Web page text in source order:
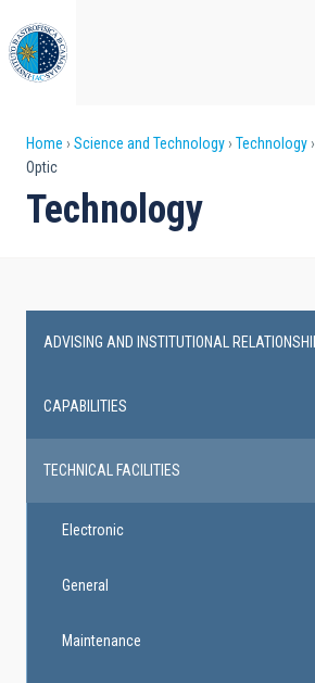
to
main
content
Breadcrumb
Home Science and Technology Technology
Optic
Technology
facilities
ADVISING AND INSTITUTIONAL
CAPABILITIES
TECHNICAL FACILITIES
Electronic
General
Maintenance